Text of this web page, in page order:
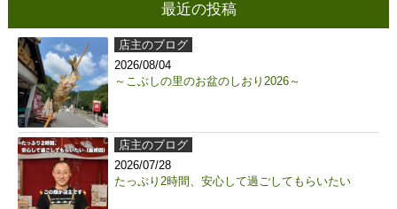
最近の投稿
店主のブログ
2026/08/04
～こぶしの里のお盆のしおり2026～
店主のブログ
2026/07/28
たっぷり2時間、安心して過ごしてもらいたい